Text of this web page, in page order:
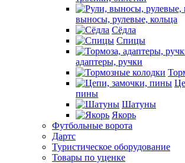
выносы, рулевые, кольца
Сёдла
Спицы
адаптеры, ручки
пины
Шатуны
Якорь
Футбольные ворота
Дартс
Туристическое оборудование
Товары по уценке